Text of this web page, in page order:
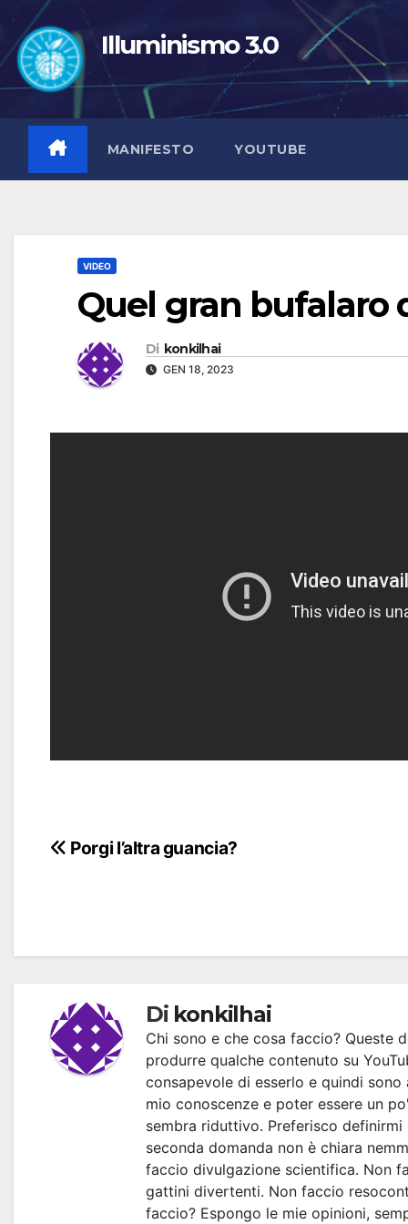
contenuto
Illuminismo 3.0
MANIFESTO YOUTUBE
VIDEO
Quel gran bufalaro
Di konkilhai
GEN 18, 2023
Navigazione
Porgi l’altra guancia?
Di konkilhai
Chi sono e che cosa faccio? Queste
produrre qualche contenuto su
consapevole di esserlo e quindi
mio conoscenze e poter essere un
sembra riduttivo. Preferisco
seconda domanda non è chiara
faccio divulgazione scientifica. Non
gattini divertenti. Non faccio
faccio? Espongo le mie opinioni,